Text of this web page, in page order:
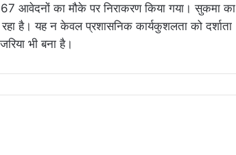
आवेदनों का मौके पर निराकरण किया गया। सुकमा का
है। यह न केवल प्रशासनिक कार्यकुशलता को दर्शाता
भी बना है।